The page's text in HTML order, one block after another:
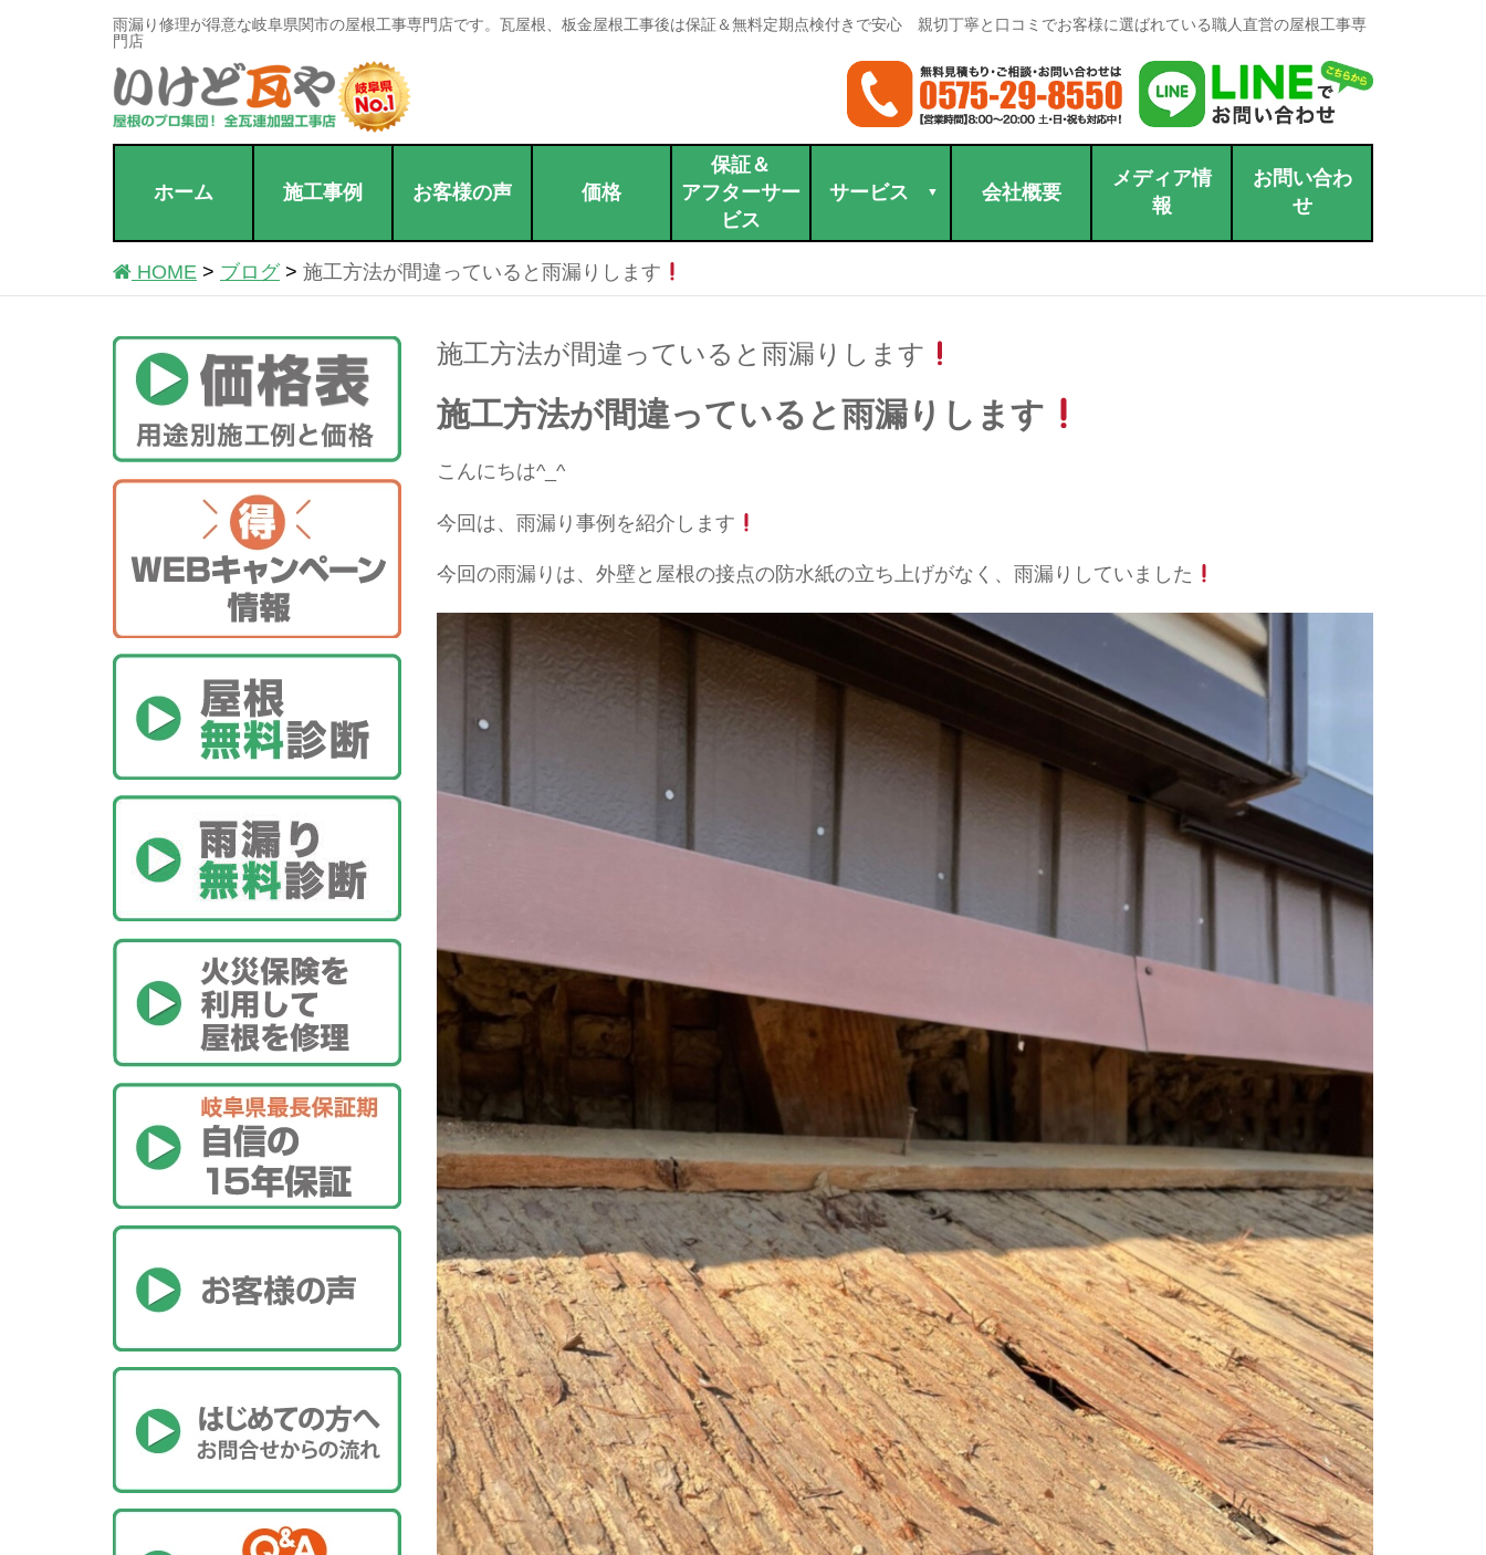
雨漏り修理が得意な岐阜県関市の屋根工事専門店です。瓦屋根、板金屋根工事後は保証＆無料定期点検付きで安心 親切丁寧と口コミでお客様に選ばれている職人直営の屋根工事専
門店
ホーム 施工事例 お客様の声 価格
保証＆
アフターサー
ビス
サービス 会社概要
メディア情
報
お問い合わ
せ
HOME ブログ 施工方法が間違っていると雨漏りします
施工方法が間違っていると雨漏りします
施工方法が間違っていると雨漏りします
こんにちは^_^
今回は、雨漏り事例を紹介します
今回の雨漏りは、外壁と屋根の接点の防水紙の立ち上げがなく、雨漏りしていました